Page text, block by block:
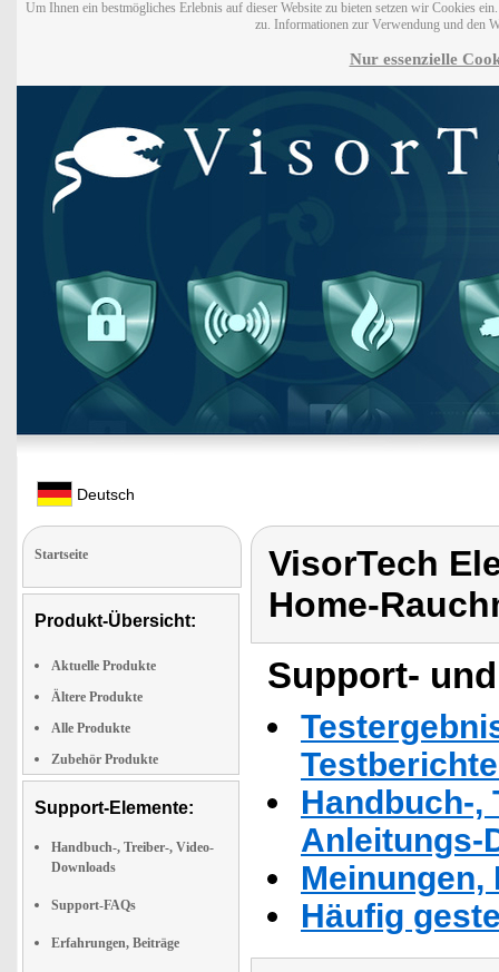
Um Ihnen ein bestmögliches Erlebnis auf dieser Website zu bieten setzen wir Cookies
zu. Informationen zur Verwendung und den
Nur essenzielle
Deutsch
Startseite
Produkt-Übersicht:
Aktuelle Produkte
Ältere Produkte
Alle Produkte
Zubehör Produkte
Support-Elemente:
Handbuch-, Treiber-, Video-
Downloads
Support-FAQs
Erfahrungen, Beiträge
VisorTech
Home-
Support-
Handbuch-,
Anleitungs-
Häufig